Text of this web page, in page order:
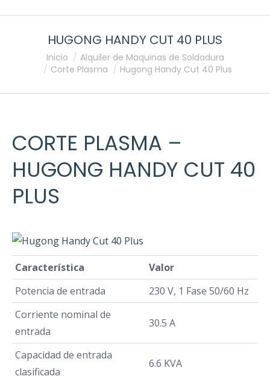
HUGONG HANDY CUT 40 PLUS
Estás aquí:
Inicio
Alquiler de Maquinas de Soldadura
Corte Plasma
Hugong Handy Cut 40 Plus
CORTE PLASMA –
HUGONG HANDY CUT 40
PLUS
Característica
Valor
Potencia de entrada
230 V, 1 Fase 50/60 Hz
Corriente nominal de
entrada
30.5 A
Capacidad de entrada
clasificada
6.6 KVA